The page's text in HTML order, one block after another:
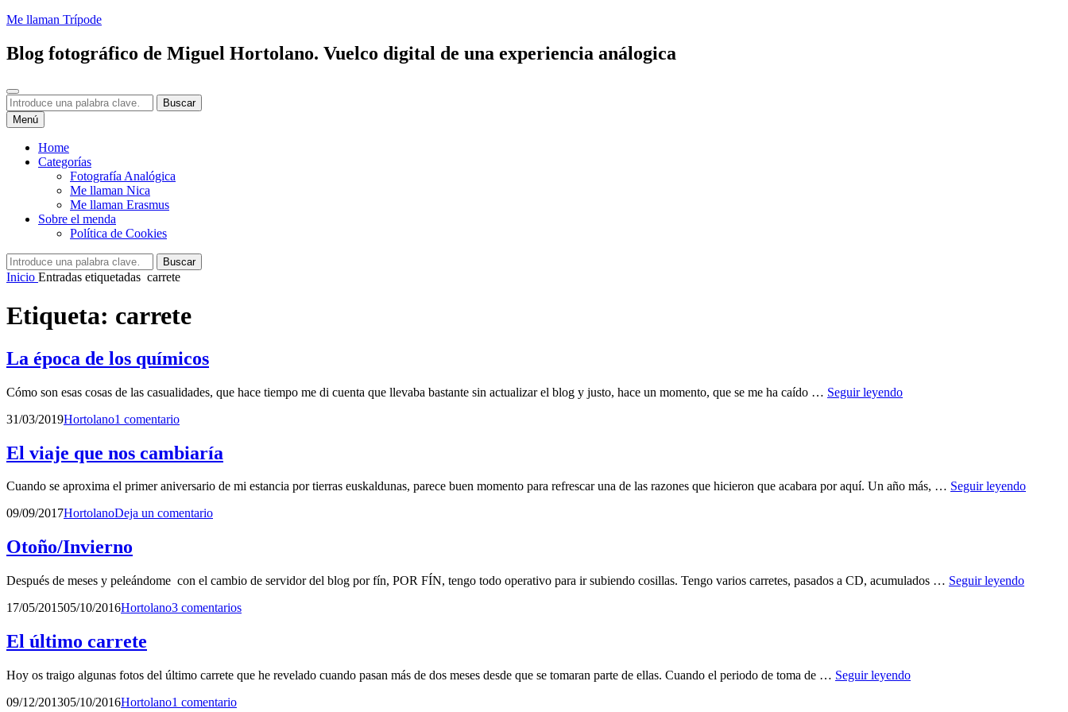
Saltar
contenido
Me llaman Trípode
Blog fotográfico de Miguel Hortolano. Vuelco digital de una experiencia análogica
Buscar
Buscar:
Buscar
Menú
Home
Categorías
Fotografía Analógica
Me llaman Nica
Me llaman Erasmus
Sobre el menda
Política de Cookies
Buscar:
Buscar
Inicio Entradas etiquetadas carrete
Etiqueta: carrete
La época de los químicos
Cómo son esas cosas de las casualidades, que hace tiempo me di cuenta que llevaba bastante sin actualizar el blog y justo, hace un momento, que se me ha caído … Seguir leyendoLa
Publicado
31/03/2019por
Hortolano1 comentario
El viaje que nos cambiaría
Cuando se aproxima el primer aniversario de mi estancia por tierras euskaldunas, parece buen momento para refrescar una de las razones que hicieron que acabara por aquí. Un año más, … Seguir leyendoEl
Publicado
09/09/2017por
HortolanoDeja un comentario
Otoño/Invierno
Después de meses y peleándome con el cambio de servidor del blog por fín, POR FÍN, tengo todo operativo para ir subiendo cosillas. Tengo varios carretes, pasados a CD, acumulados … Seguir leyendoOtoño/
Publicado
17/05/201505/10/2016por
Hortolano3 comentarios
El último carrete
Hoy os traigo algunas fotos del último carrete que he revelado cuando pasan más de dos meses desde que se tomaran parte de ellas. Cuando el periodo de toma de … Seguir leyendoEl
Publicado
09/12/201305/10/2016por
Hortolano1 comentario